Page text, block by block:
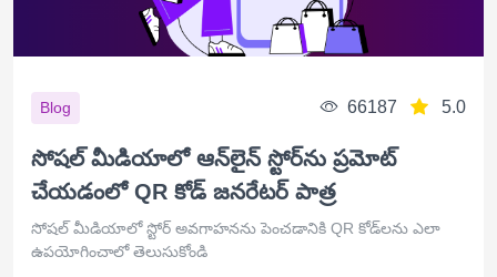
Blog 66187 5.0
సోషల్ మీడియాలో ఆన్‌లైన్ స్టోర్‌ను ప్రమోట్
చేయడంలో QR కోడ్ జనరేటర్ పాత్ర
సోషల్ మీడియాలో స్టోర్ అవగాహనను పెంచడానికి QR కోడ్‌లను ఎలా
ఉపయోగించాలో తెలుసుకోండి